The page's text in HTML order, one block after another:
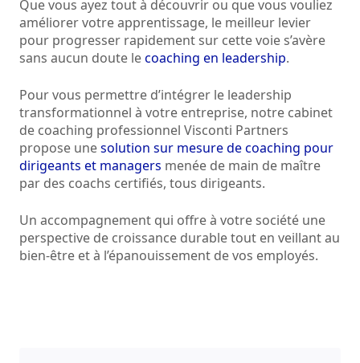
Que vous ayez tout à découvrir ou que vous vouliez
améliorer votre apprentissage, le meilleur levier
pour progresser rapidement sur cette voie s’avère
sans aucun doute lecoaching en leadership.
Pour vous permettre d’intégrer le leadership
transformationnel à votre entreprise, notre cabinet
de coaching professionnel Visconti Partners
propose unesolution sur mesure de coaching pour
dirigeants et managers menée de main de maître
par des coachs certifiés, tous dirigeants.
Un accompagnement qui offre à votre société une
perspective de croissance durable tout en veillant au
bien-être et à l’épanouissement de vos employés.